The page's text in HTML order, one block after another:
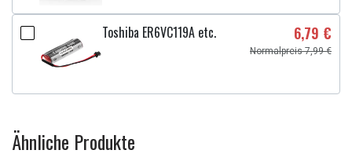
Toshiba ER6VC119A etc. 6,79 €
Normalpreis 7,99 €
Ähnliche Produkte